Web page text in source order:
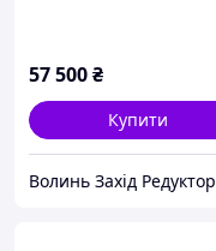
57 500₴
Купити
Волинь Захід Редуктор